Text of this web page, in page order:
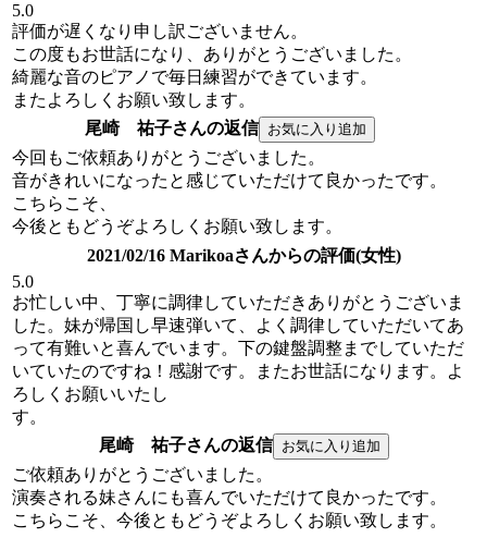
5.0
評価が遅くなり申し訳ございません。
この度もお世話になり、ありがとうございました。
綺麗な音のピアノで毎日練習ができています。
またよろしくお願い致します。
尾崎 祐子さんの返信
今回もご依頼ありがとうございました。
音がきれいになったと感じていただけて良かったです。
こちらこそ、
今後ともどうぞよろしくお願い致します。
2021/02/16 Marikoaさんからの評価(女性)
5.0
お忙しい中、丁寧に調律していただきありがとうございま
した。妹が帰国し早速弾いて、よく調律していただいてあ
って有難いと喜んでいます。下の鍵盤調整までしていただ
いていたのですね！感謝です。またお世話になります。よ
ろしくお願いいたし
す。
尾崎 祐子さんの返信
ご依頼ありがとうございました。
演奏される妹さんにも喜んでいただけて良かったです。
こちらこそ、今後ともどうぞよろしくお願い致します。